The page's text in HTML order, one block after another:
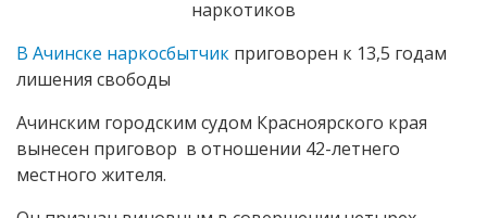
В Ачинске наркосбытчик приговорен к 13,5 годам
лишения свободы
Ачинским городским судом Красноярского края
вынесен приговор в отношении 42-летнего
местного жителя.